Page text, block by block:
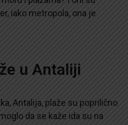
iako metropola, ona je
u Antaliji
Antalija, plaže su poprilično
da se kaže ida su na